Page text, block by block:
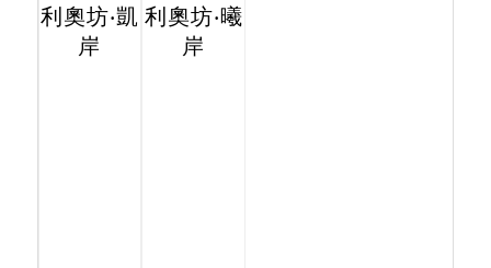
利奧坊‧凱
岸
利奧坊‧曦
岸